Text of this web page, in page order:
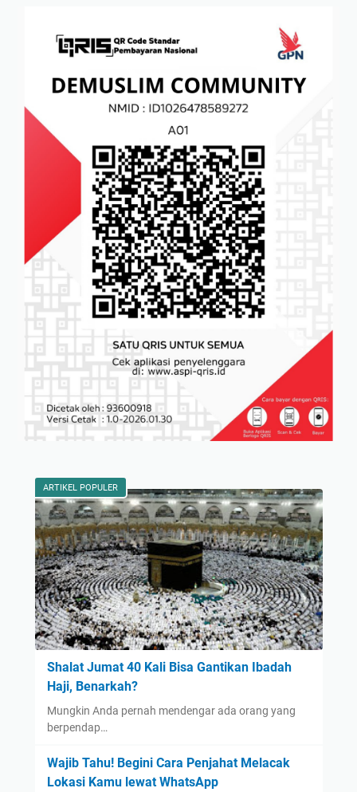
ARTIKEL POPULER
Shalat Jumat 40 Kali Bisa Gantikan Ibadah
Haji, Benarkah?
Mungkin Anda pernah mendengar ada orang yang
berpendap…
Wajib Tahu! Begini Cara Penjahat Melacak
Lokasi Kamu lewat WhatsApp